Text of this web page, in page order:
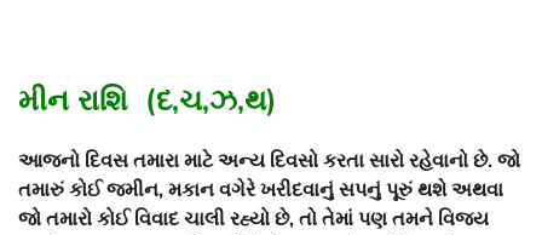
મીન રાશિ (દ,ચ,ઝ,થ)
આજનો દિવસ તમારા માટે અન્ય દિવસો કરતા સારો રહેવાનો છે. જો
તમારું કોઈ જમીન, મકાન વગેરે ખરીદવાનું સપનું પૂરું થશે અથવા
જો તમારો કોઈ વિવાદ ચાલી રહ્યો છે, તો તેમાં પણ તમને વિજય